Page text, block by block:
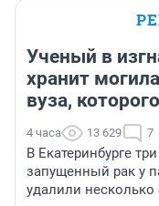
Ученый в
хранит
вуза,
4 часа 13 629 7
В Екатеринбурге
запущенный рак у
удалили несколько